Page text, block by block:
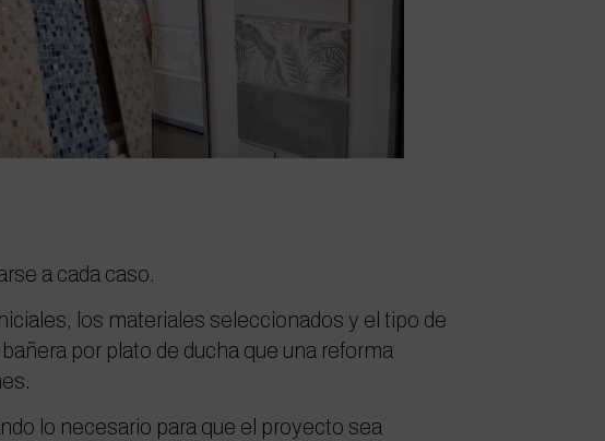
a cada caso.
los materiales seleccionados y el tipo de
por plato de ducha que una reforma
lo necesario para que el proyecto sea